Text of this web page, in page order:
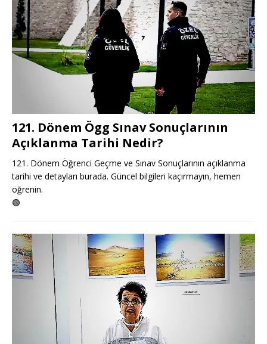
121. Dönem Ögg Sınav Sonuçlarının
Açıklanma Tarihi Nedir?
121. Dönem Öğrenci Geçme ve Sınav Sonuçlarının açıklanma
tarihi ve detayları burada. Güncel bilgileri kaçırmayın, hemen
öğrenin.
🟢